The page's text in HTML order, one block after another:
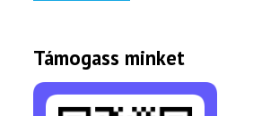
Támogass minket